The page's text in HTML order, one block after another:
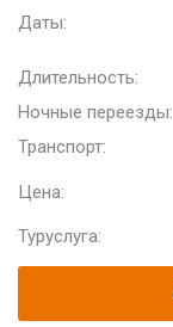
Даты:
Длительность:
Ночные переезды:
Транспорт:
Цена:
Туруслуга: